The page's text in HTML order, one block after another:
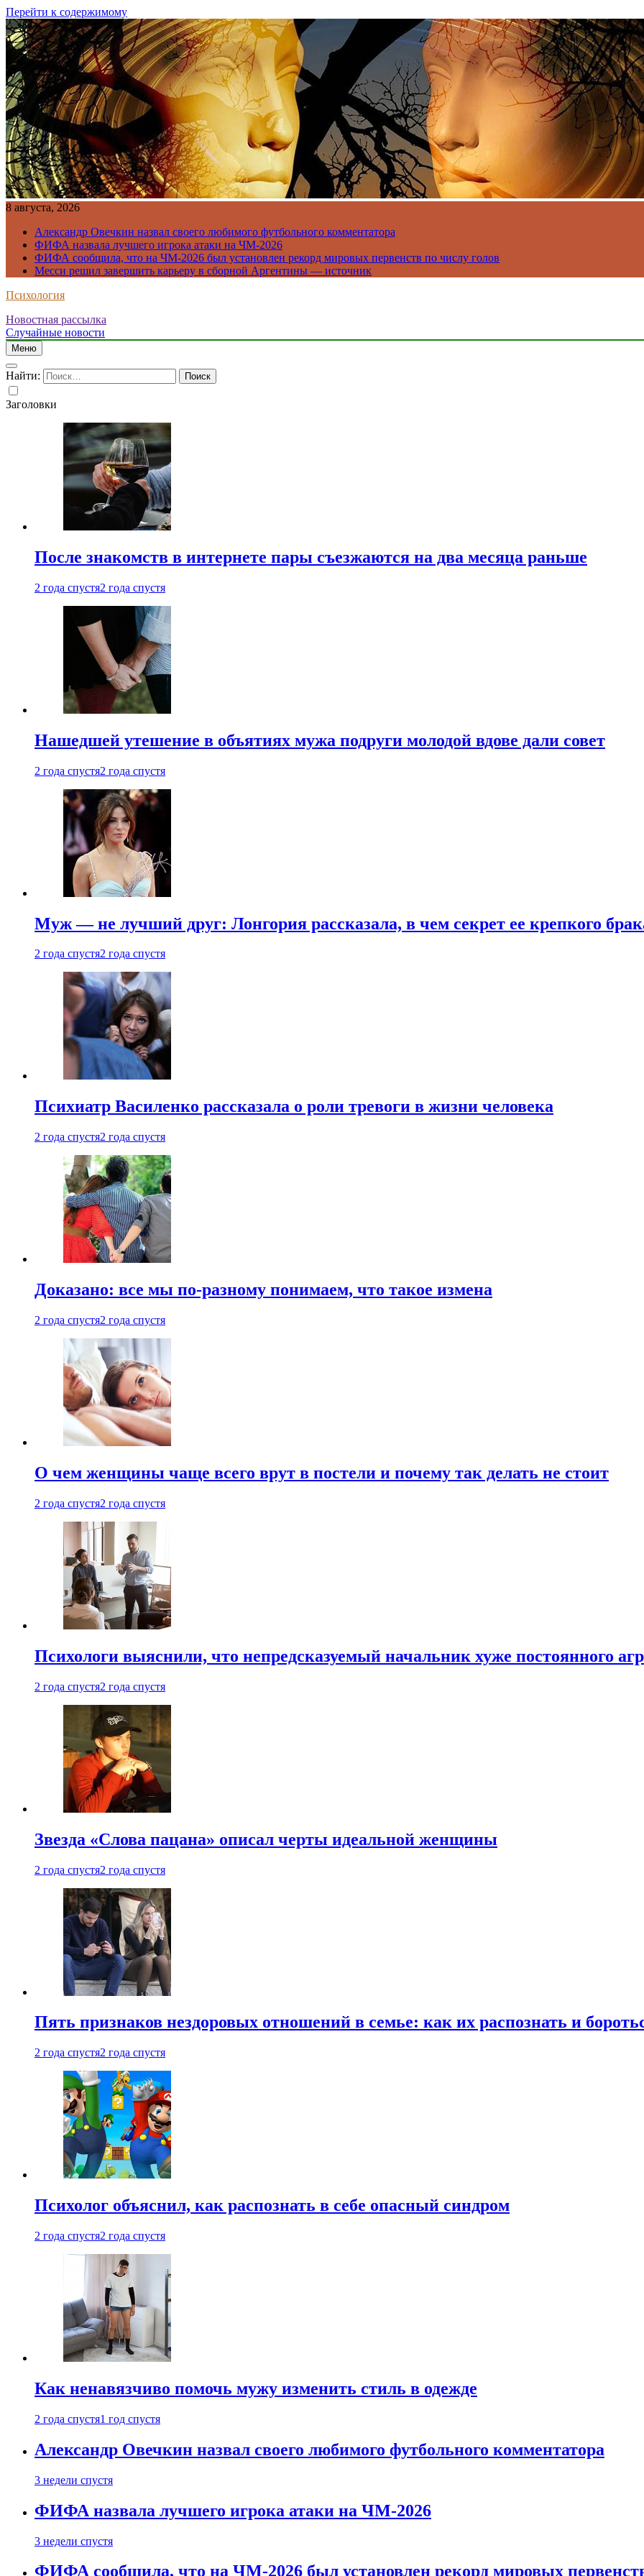
Перейти к содержимому
8 августа, 2026
Александр Овечкин назвал своего любимого футбольного комментатора
ФИФА назвала лучшего игрока атаки на ЧМ-2026
ФИФА сообщила, что на ЧМ-2026 был установлен рекорд мировых первенств по числу голов
Месси решил завершить карьеру в сборной Аргентины — источник
Психология
Новостная рассылка
Случайные новости
Меню
Найти:
Заголовки
После знакомств в интернете пары съезжаются на два месяца раньше
2 года спустя2 года спустя
Нашедшей утешение в объятиях мужа подруги молодой вдове дали совет
2 года спустя2 года спустя
Муж — не лучший друг: Лонгория рассказала, в чем секрет ее крепкого
2 года спустя2 года спустя
Психиатр Василенко рассказала о роли тревоги в жизни человека
2 года спустя2 года спустя
Доказано: все мы по-разному понимаем, что такое измена
2 года спустя2 года спустя
О чем женщины чаще всего врут в постели и почему так делать не стоит
2 года спустя2 года спустя
Психологи выяснили, что непредсказуемый начальник хуже постоянного
2 года спустя2 года спустя
Звезда «Слова пацана» описал черты идеальной женщины
2 года спустя2 года спустя
Пять признаков нездоровых отношений в семье: как их распознать и
2 года спустя2 года спустя
Психолог объяснил, как распознать в себе опасный синдром
2 года спустя2 года спустя
Как ненавязчиво помочь мужу изменить стиль в одежде
2 года спустя1 год спустя
Александр Овечкин назвал своего любимого футбольного комментатора
3 недели спустя
ФИФА назвала лучшего игрока атаки на ЧМ-2026
3 недели спустя
ФИФА сообщила, что на ЧМ-2026 был установлен рекорд мировых